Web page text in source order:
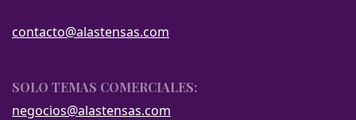
contacto@alastensas.com
SOLO TEMAS COMERCIALES:
negocios@alastensas.com